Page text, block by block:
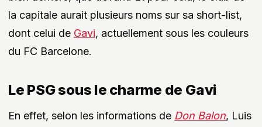
la capitale aurait plusieurs noms sur sa short-list,
dont celui de Gavi, actuellement sous les couleurs
du FC Barcelone.
Le PSG sous le charme de Gavi
En effet, selon les informations de Don Balon, Luis